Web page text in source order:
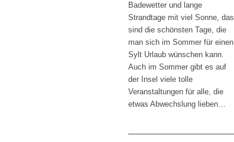
Badewetter und lange
Strandtage mit viel Sonne, das
sind die schönsten Tage, die
man sich im Sommer für einen
Sylt Urlaub wünschen kann.
Auch im Sommer gibt es auf
der Insel viele tolle
Veranstaltungen für alle, die
etwas Abwechslung lieben…